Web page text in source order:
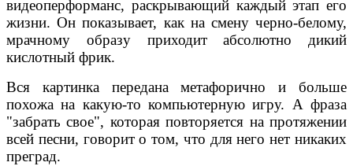
видеоперформанс, раскрывающий каждый этап его
жизни. Он показывает, как на смену черно-белому,
мрачному образу приходит абсолютно дикий
кислотный фрик.
Вся картинка передана метафорично и больше
похожа на какую-то компьютерную игру. А фраза
"забрать свое", которая повторяется на протяжении
всей песни, говорит о том, что для него нет никаких
преград.